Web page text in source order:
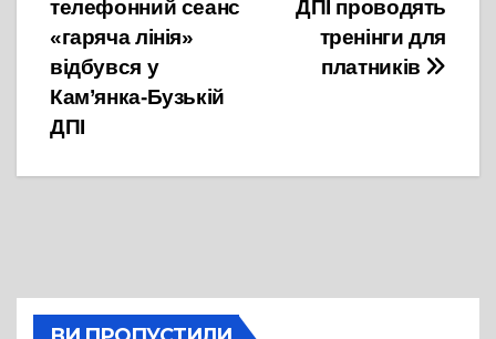
записів
ДПІ проводять
тренінги для
платників
телефонний сеанс
«гаряча лінія»
відбувся у
Кам’янка-Бузькій
ДПІ